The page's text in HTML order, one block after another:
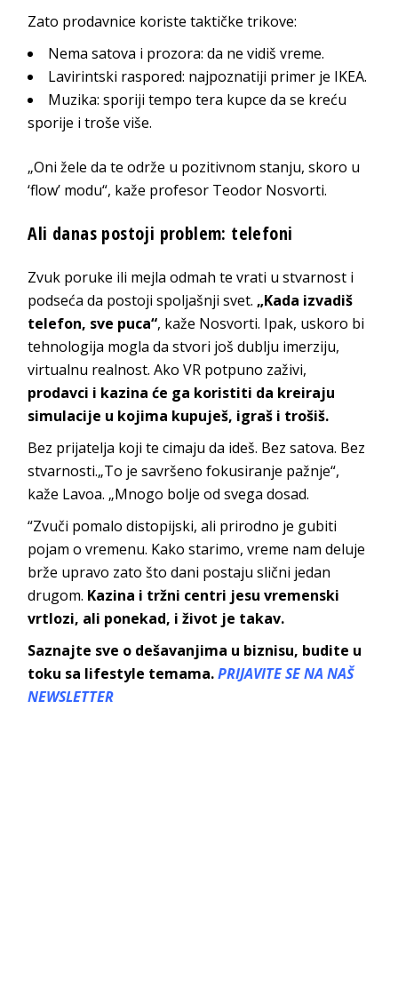
Zato prodavnice koriste taktičke trikove:
Nema satova i prozora: da ne vidiš vreme.
Lavirintski raspored: najpoznatiji primer je IKEA.
Muzika: sporiji tempo tera kupce da se kreću
sporije i troše više.
„Oni žele da te održe u pozitivnom stanju, skoro u
‘flow’ modu“, kaže profesor Teodor Nosvorti.
Ali danas postoji problem: telefoni
Zvuk poruke ili mejla odmah te vrati u stvarnost i
podseća da postoji spoljašnji svet. „Kada izvadiš
telefon, sve puca“, kaže Nosvorti. Ipak, uskoro bi
tehnologija mogla da stvori još dublju imerziju,
virtualnu realnost. Ako VR potpuno zaživi,
prodavci i kazina će ga koristiti da kreiraju
simulacije u kojima kupuješ, igraš i trošiš.
Bez prijatelja koji te cimaju da ideš. Bez satova. Bez
stvarnosti.„To je savršeno fokusiranje pažnje“,
kaže Lavoa. „Mnogo bolje od svega dosad.
“Zvuči pomalo distopijski, ali prirodno je gubiti
pojam o vremenu. Kako starimo, vreme nam deluje
brže upravo zato što dani postaju slični jedan
drugom. Kazina i tržni centri jesu vremenski
vrtlozi, ali ponekad, i život je takav.
Saznajte sve o dešavanjima u biznisu, budite u
toku sa lifestyle temama.PRIJAVITE SE NA NAŠ
NEWSLETTER